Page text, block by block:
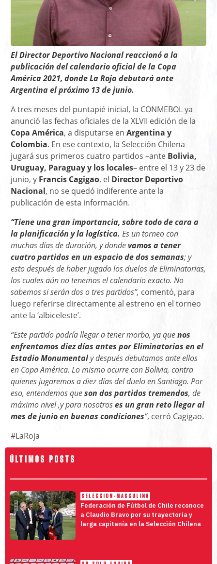
El Director Deportivo Nacional reaccionó a la
publicación del calendario oficial de la Copa
América 2021, donde La Roja debutará ante
Argentina el próximo 13 de junio.
A tres meses del puntapié inicial, la CONMEBOL ya
anunció las fechas oficiales de la XLVII edición de la
Copa América, a disputarse en Argentina y
Colombia. En ese contexto, la Selección Chilena
jugará sus primeros cuatro partidos –ante Bolivia,
Uruguay, Paraguay y los locales– entre el 13 y 23 de
junio, y Francis Cagigao, el Director Deportivo
Nacional, no se quedó indiferente ante la
publicación de esta información.
“Tiene una gran importancia, sobre todo de cara a
la planificación y la logística. Es un torneo con
muchas días de duración, y dondevamos a tener
cuatro partidos en un espacio de dos semanas; y
esto después de haber jugado los duelos de Eliminatorias,
los cuales aún no tenemos el calendario exacto. No
sabemos si serán dos o tres partidos”, comentó, para
luego referirse directamente al estreno en el torneo
ante la ‘albiceleste’.
“Este partido podría llegar a tener morbo, ya quenos
enfrentamos diez días antes por Eliminatorias en el
Estadio Monumentaly después debutamos ante ellos
en Copa América. Lo mismo ocurre con Bolivia, contra
quienes jugaremos a diez días del duelo en Santiago. Por
eso, entendemos queson dos partidos tremendos, de
máximo nivel ,y para nosotroses un gran reto llegar al
mes de junio en buenas condiciones”, cerró Cagigao.
#LaRoja
ÚLTIMOS POSTS
SELECCION-MASCULINA
Federación de Fútbol de Chile reconoce
a Claudio Bravo por su trayectoria y
larga capitanía en la Selección Chilena